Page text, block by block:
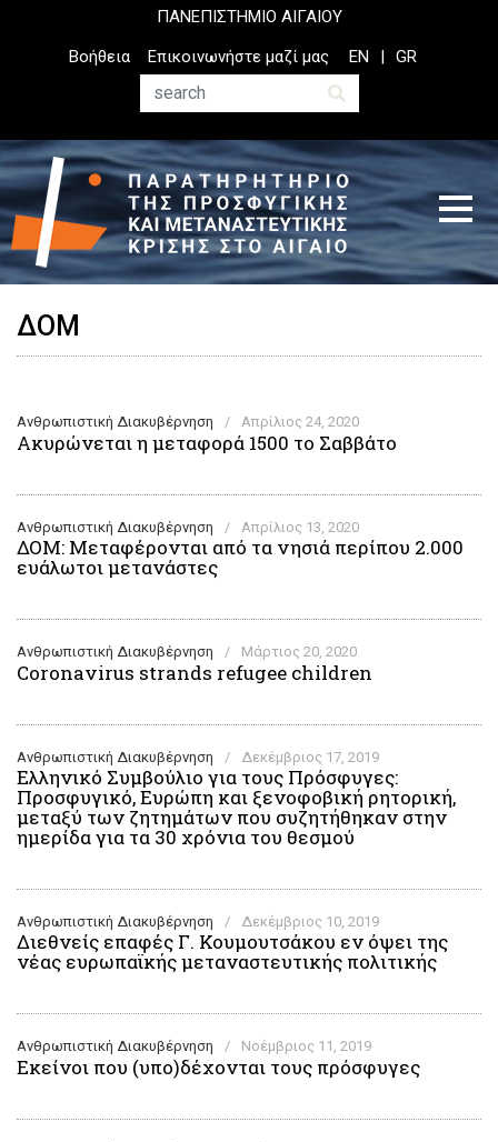
ΠΑΝΕΠΙΣΤΗΜΙΟ ΑΙΓΑΙΟΥ
Top
Header
Βοήθεια
Επικοινωνήστε μαζί μας
Αναζήτηση
EN GR
ΔΟΜ
Ανθρωπιστική Διακυβέρνηση / Απρίλιος 24, 2020
Ακυρώνεται η μεταφορά 1500 το Σαββάτο
Ανθρωπιστική Διακυβέρνηση / Απρίλιος 13, 2020
ΔΟΜ: Μεταφέρονται από τα νησιά περίπου 2.000
ευάλωτοι μετανάστες
Ανθρωπιστική Διακυβέρνηση / Μάρτιος 20, 2020
Coronavirus strands refugee children
Ανθρωπιστική Διακυβέρνηση / Δεκέμβριος 17, 2019
Ελληνικό Συμβούλιο για τους Πρόσφυγες:
Προσφυγικό, Ευρώπη και ξενοφοβική ρητορική,
μεταξύ των ζητημάτων που συζητήθηκαν στην
ημερίδα για τα 30 χρόνια του θεσμού
Ανθρωπιστική Διακυβέρνηση / Δεκέμβριος 10, 2019
Διεθνείς επαφές Γ. Κουμουτσάκου εν όψει της
νέας ευρωπαϊκής μεταναστευτικής πολιτικής
Ανθρωπιστική Διακυβέρνηση / Νοέμβριος 11, 2019
Εκείνοι που (υπο)δέχονται τους πρόσφυγες